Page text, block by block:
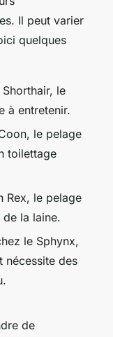
Il peut varier
quelques
le
à entretenir.
le pelage
toilettage
Rex, le pelage
la laine.
le Sphynx,
nécessite des
de